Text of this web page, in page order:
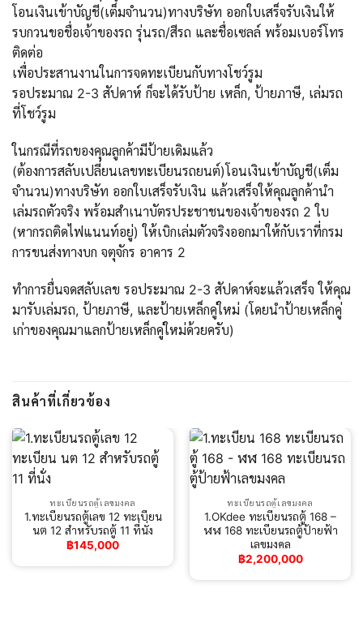
โอนเงินเข้าบัญชี(เต็มจำนวน)ทางบริษัท ออกใบเสร็จรับเงินให้
รบกวนขอชื่อเจ้าของรถ รุ่นรถ/สีรถ และชื่อเซลล์ พร้อมเบอร์โทร
ติดต่อ
เพื่อประสานงานในการจดทะเบียนกับทางโชว์รูม
รอประมาณ 2-3 สัปดาห์ ก็จะได้รับป้าย เหล็ก, ป้ายภาษี, เล่มรถ
ที่โชว์รูม
ในกรณีที่รถของคุณลูกค้ามีป้ายเดิมแล้ว
(ต้องการสลับเปลี่ยนเลขทะเบียนรถยนต์)โอนเงินเข้าบัญชี(เต็ม
จำนวน)ทางบริษัท ออกใบเสร็จรับเงิน แล้วเสร็จให้คุณลูกค้านำ
เล่มรถตัวจริง พร้อมสำเนาบัตรประชาชนของเจ้าของรถ 2 ใบ
(หากรถติดไฟแนนท์อยู่) ให้เบิกเล่มตัวจริงออกมาให้กับเราที่กรม
การขนส่งทางบก จตุจักร อาคาร 2
ทำการยื่นจดสลับเลข รอประมาณ 2-3 สัปดาห์จะแล้วเสร็จ ให้คุณ
มารับเล่มรถ, ป้ายภาษี, และป้ายเหล็กคู่ใหม่ (โดยนำป้ายเหล็กคู่
เก่าของคุณมาแลกป้ายเหล็กคู่ใหม่ด้วยครับ)
สินค้าที่เกี่ยวข้อง
ทะเบียนรถตู้เลขมงคล
1.ทะเบียนรถตู้เลข 12 ทะเบียน
นต 12 สำหรับรถตู้ 11 ที่นั่ง
฿145,000
ทะเบียนรถตู้เลขมงคล
1.OKdee ทะเบียนรถตู้ 168 –
ฬฬ 168 ทะเบียนรถตู้ป้ายฟ้า
เลขมงคล
฿2,200,000